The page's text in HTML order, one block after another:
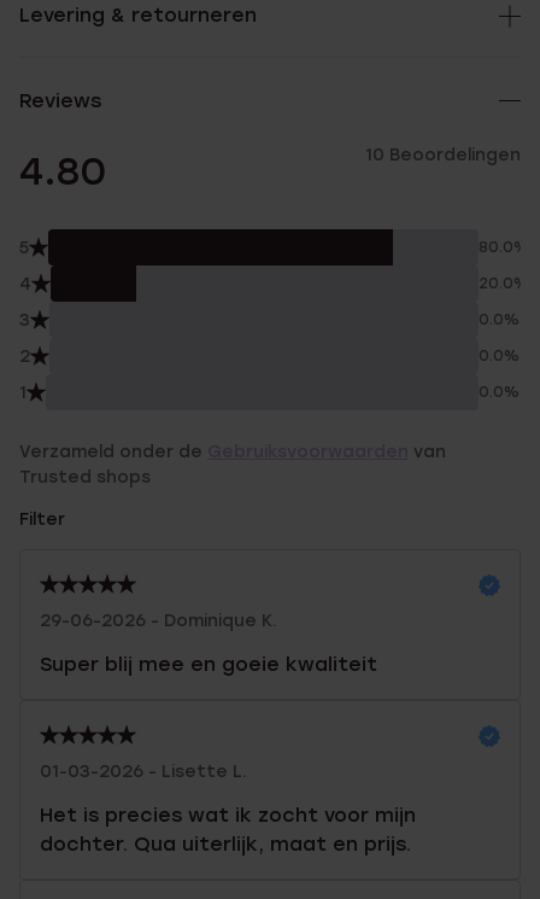
Levering & retourneren
Reviews
4.80 10 Beoordelingen
5 80.0%
4 20.0%
3 0.0%
2 0.0%
1 0.0%
Verzameld onder de
van
Trusted shops
Filter
29-06-2026 - Dominique K.
Super blij mee en goeie kwaliteit
01-03-2026 - Lisette L.
Het is precies wat ik zocht voor mijn
dochter. Qua uiterlijk, maat en prijs.